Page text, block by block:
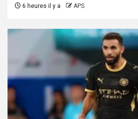
6 heures il y a APS